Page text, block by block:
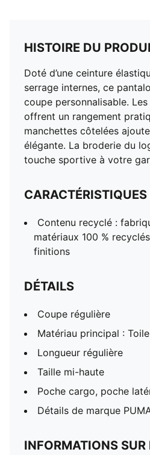
HISTOIRE DU
Doté d’une ceinture
serrage internes, ce
coupe personnalisable.
offrent un rangement
manchettes côtelées
élégante. La broderie du
touche sportive à votre
Contenu recyclé :
matériaux 100 %
finitions
DÉTAILS
Coupe régulière
Matériau principal : Toile
Longueur régulière
Taille mi-haute
Poche cargo, poche
Détails de marque
INFORMATIONS SUR